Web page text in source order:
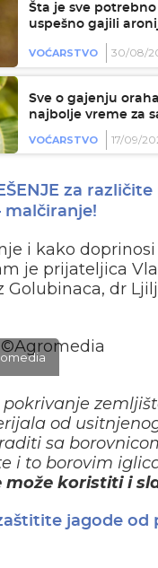
Šta je sve
uspešno gajili
VOĆARSTVO 30/08/
Sve o gajenju
najbolje vreme za
VOĆARSTVO 17/09/
za
malčiranje!
i kako
je prijateljica
Golubinaca, dr
od
sa
i to borovim
može koristiti i
jagode od